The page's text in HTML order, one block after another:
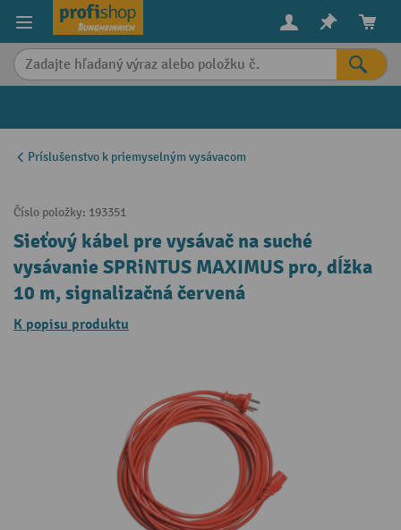
content
Príslušenstvo k priemyselným vysávacom
Číslo položky: 193351
Sieťový kábel pre vysávač na suché
vysávanie SPRiNTUS MAXIMUS pro, dĺžka
10 m, signalizačná červená
K popisu produktu